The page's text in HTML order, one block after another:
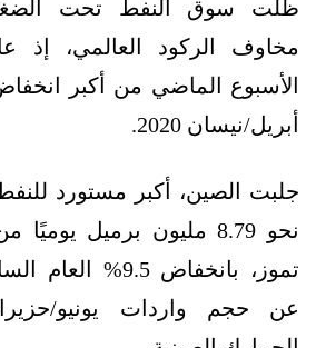
ظلت سوق النفط تحت
مخاوف الركود العالمي، إذ
الأسبوع الماضي من أكبر
أبريل/نيسان 2020.
جلبت الصين، أكبر مستورد
نحو 8.79 مليون برميل
تموز، بانخفاض
عن حجم واردات يونيو/